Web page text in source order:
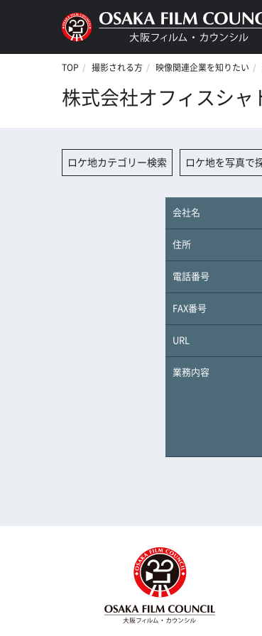
TOP 撮影される方 映像関連企業を知りたい
株式会社オフィスシ
ロケ地カテゴリー検索 ロケ地を写真で
会社名
住所
電話番号
FAX番号
URL
業務内容